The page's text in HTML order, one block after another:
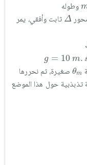
وطوله
Δ
Δ ثابت وأفقي، يمر
g = 10 m.
10 m
θm
θ صغيرة، ثم نحررها
تذبذبية حول هذا الموضع